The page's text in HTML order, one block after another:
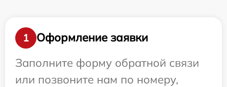
1
Оформление заявки
Заполните форму обратной связи
или позвоните нам по номеру,